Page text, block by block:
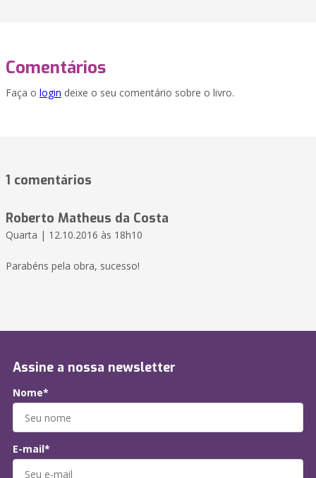
Comentários
Faça o login deixe o seu comentário sobre o livro.
1 comentários
Roberto Matheus da Costa
Quarta | 12.10.2016 às 18h10
Parabéns pela obra, sucesso!
Assine a nossa newsletter
Nome*
E-mail*